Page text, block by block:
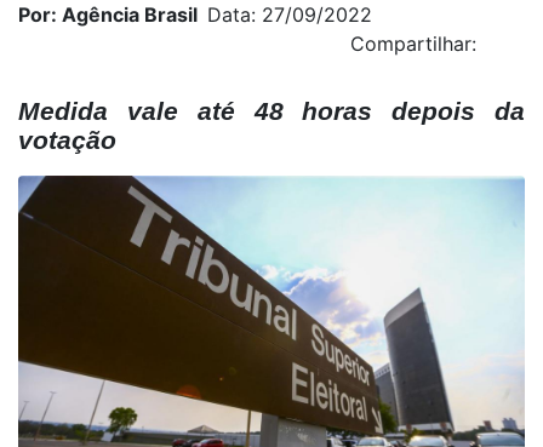
Por: Agência Brasil Data: 27/09/2022
Compartilhar:
Medida vale até 48 horas depois da
votação